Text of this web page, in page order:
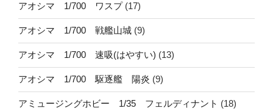
アオシマ 1/700 ワスプ(17)
アオシマ 1/700 戦艦山城 (9)
アオシマ 1/700 速吸(はやすい) (13)
アオシマ 1/700 駆逐艦 陽炎 (9)
アミュージングホビー 1/35 フェルディナント (18)